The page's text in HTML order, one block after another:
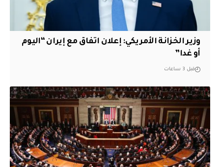
وزير الخزانة الأمريكي: إعلان اتفاق مع إيران “اليوم
أو غدا”
قبل 3 ساعات